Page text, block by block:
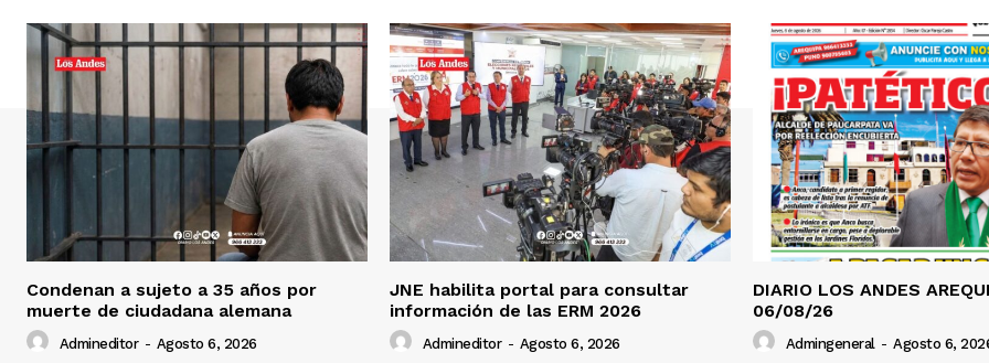
Condenan a sujeto a 35 años por
muerte de ciudadana alemana
Admineditor - Agosto 6, 2026
JNE habilita portal para consultar
información de las ERM 2026
Admineditor - Agosto 6, 2026
DIARIO LOS ANDES
06/08/26
Admingeneral - Agosto 6,